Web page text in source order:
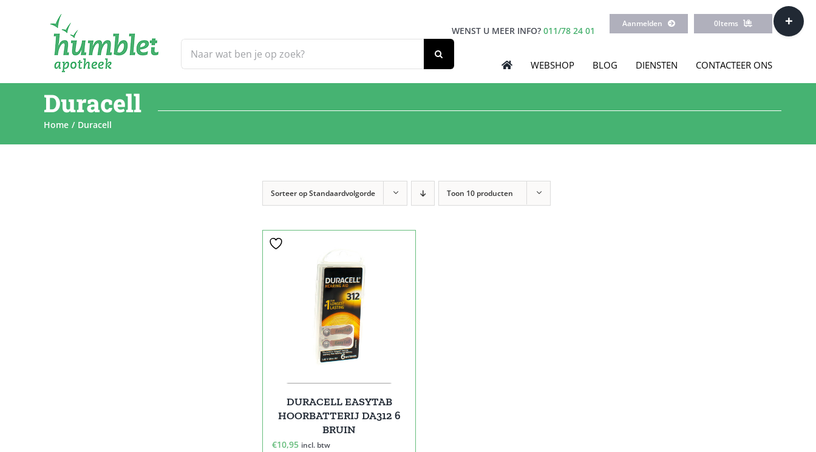
naar:
WENST U MEER INFO? 011/78 24 01
Aanmelden 0Items
WEBSHOP BLOG DIENSTEN CONTACTEER ONS
Duracell
Home Duracell
Sorteer opStandaardvolgorde Toon 10 producten
DURACELL EASYTAB
HOORBATTERIJ DA312 6
BRUIN
€10,95 incl. btw
Toggle
Sliding